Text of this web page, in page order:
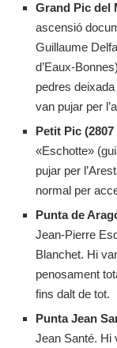
Grand Pic del
ascensió
Guillaume
d’Eaux-
pedres
van pujar per
Petit Pic (2807
«Eschotte»
pujar per
normal per
Punta de
Jean-Pierre
Blanchet. Hi
penosament
fins dalt de tot.
Punta Jean
Jean Santé. Hi